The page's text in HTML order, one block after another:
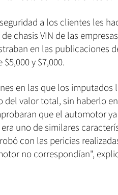
a los clientes les
chasis VIN de las
en las publicaciones
y $7,000.
en las que los
del valor total, sin haberlo
que el automotor
uno de similares
con las pericias
no correspondían",